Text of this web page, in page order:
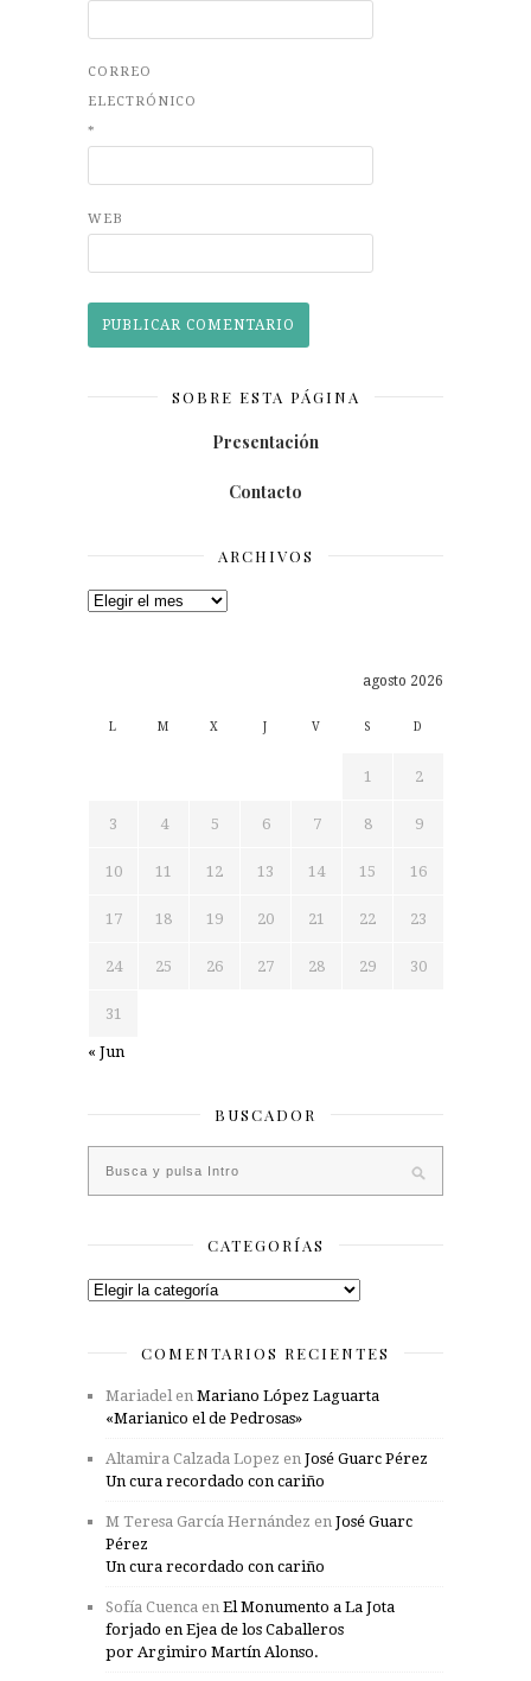
CORREO
ELECTRÓNICO
*
WEB
SOBRE ESTA PÁGINA
Presentación
Contacto
ARCHIVOS
Archivos
agosto 2026
L M X J V S D
1 2
3 4 5 6 7 8 9
10 11 12 13 14 15 16
17 18 19 20 21 22 23
24 25 26 27 28 29 30
31
« Jun
BUSCADOR
CATEGORÍAS
Categorías
COMENTARIOS RECIENTES
Mariadel en Mariano López Laguarta
«Marianico el de Pedrosas»
Altamira Calzada Lopez en José Guarc Pérez
Un cura recordado con cariño
M Teresa García Hernández en José Guarc
Pérez
Un cura recordado con cariño
Sofía Cuenca en El Monumento a La Jota
forjado en Ejea de los Caballeros
por Argimiro Martín Alonso.